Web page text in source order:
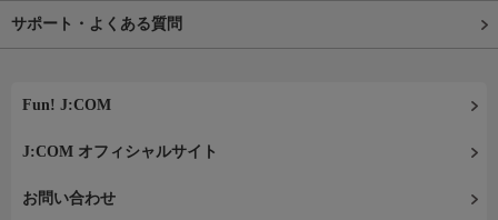
サポート・よくある質問
Fun! J:COM
J:COM オフィシャルサイト
お問い合わせ